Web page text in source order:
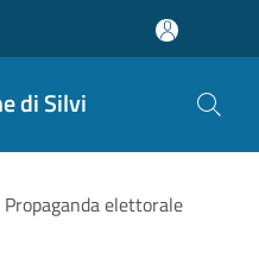
di Silvi
Propaganda elettorale